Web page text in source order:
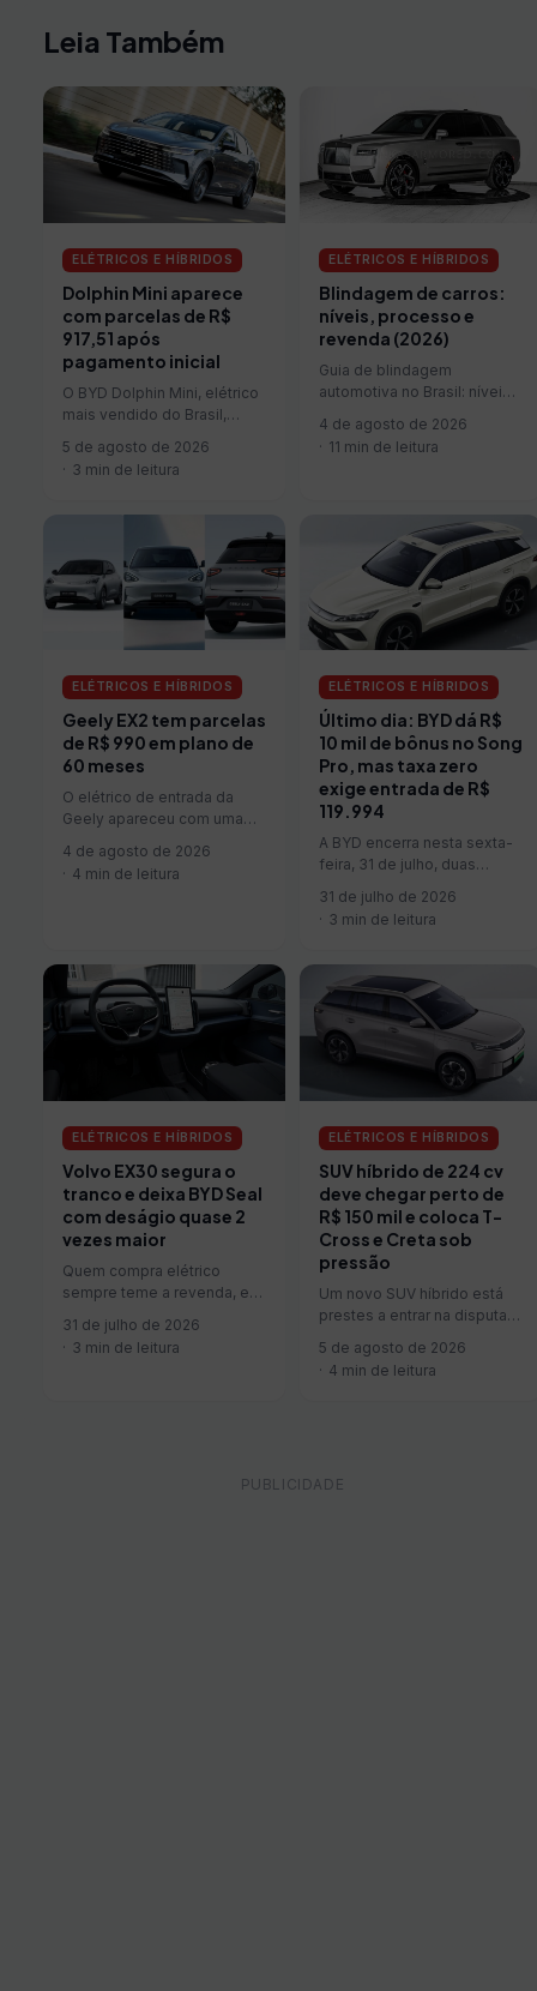
Leia Também
ELÉTRICOS E HÍBRIDOS
Dolphin Mini aparece
com parcelas de R$
917,51 após
pagamento inicial
O BYD Dolphin Mini, elétrico
mais vendido do Brasil,
de financiamento com
parcelas de…
5 de agosto de 2026
3 min de leitura
ELÉTRICOS E HÍBRIDOS
Blindagem de carros:
níveis, processo e
revenda (2026)
Guia de blindagem
automotiva no Brasil: níveis
Exército, documentação
(CR), efeito em peso,
4 de agosto de 2026
11 min de leitura
ELÉTRICOS E HÍBRIDOS
Geely EX2 tem parcelas
de R$ 990 em plano de
60 meses
O elétrico de entrada da
Geely apareceu com uma
pensada para atrair quem
quer entrar…
4 de agosto de 2026
4 min de leitura
ELÉTRICOS E HÍBRIDOS
Último dia: BYD dá R$
10 mil de bônus no Song
Pro, mas taxa zero
exige entrada de R$
119.994
A BYD encerra nesta sexta-
feira, 31 de julho, duas
GS. O SUV pode…
31 de julho de 2026
3 min de leitura
ELÉTRICOS E HÍBRIDOS
Volvo EX30 segura o
tranco e deixa BYD Seal
com deságio quase 2
vezes maior
Quem compra elétrico
sempre teme a revenda, e
a diferença entre modelos
é…
31 de julho de 2026
3 min de leitura
ELÉTRICOS E HÍBRIDOS
SUV híbrido de 224 cv
deve chegar perto de
R$ 150 mil e coloca T-
Cross e Creta sob
pressão
Um novo SUV híbrido está
prestes a entrar na disputa
brasileiro, a dos compactos.
5 de agosto de 2026
4 min de leitura